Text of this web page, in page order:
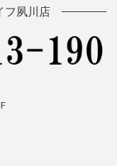
フ夙川店